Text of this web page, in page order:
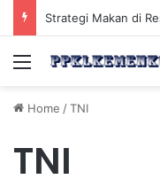
Menu
Home /TNI
TNI